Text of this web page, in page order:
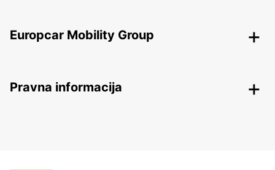
Europcar Mobility Group
Pravna informacija